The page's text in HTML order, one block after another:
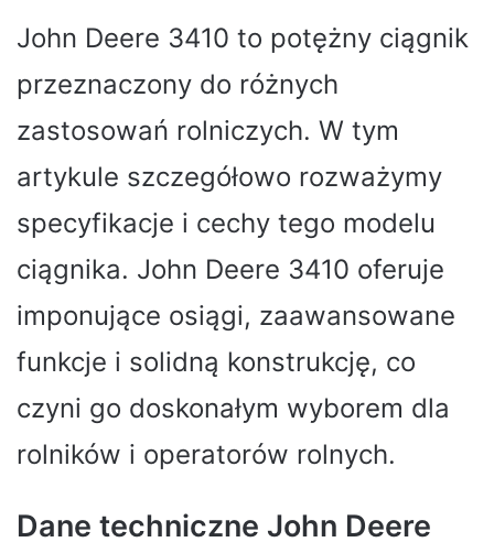
John Deere 3410 to potężny ciągnik
przeznaczony do różnych
zastosowań rolniczych. W tym
artykule szczegółowo rozważymy
specyfikacje i cechy tego modelu
ciągnika. John Deere 3410 oferuje
imponujące osiągi, zaawansowane
funkcje i solidną konstrukcję, co
czyni go doskonałym wyborem dla
rolników i operatorów rolnych.
Dane techniczne John Deere